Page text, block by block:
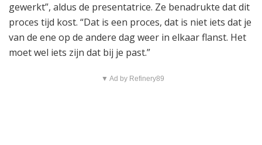
gewerkt”, aldus de presentatrice. Ze benadrukte dat dit
proces tijd kost. “Dat is een proces, dat is niet iets dat je
van de ene op de andere dag weer in elkaar flanst. Het
moet wel iets zijn dat bij je past.”
▼ Ad by Refinery89